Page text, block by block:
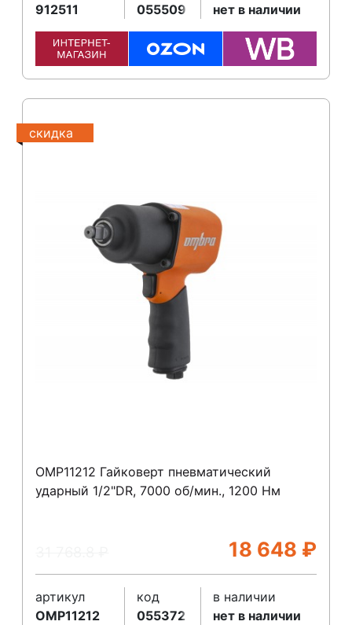
912511
055509
нет в наличии
скидка
OMP11212 Гайковерт пневматический
ударный 1/2"DR, 7000 об/мин., 1200 Нм
18 648 ₽
артикул
OMP11212
код
055372
в наличии
нет в наличии